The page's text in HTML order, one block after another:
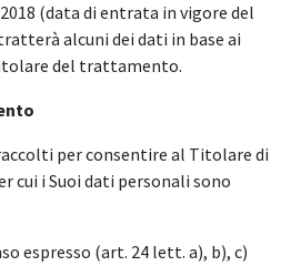
(data di entrata in vigore del
alcuni dei dati in base ai
del trattamento.
per consentire al Titolare di
cui i Suoi dati personali sono
espresso (art. 24 lett. a), b), c)